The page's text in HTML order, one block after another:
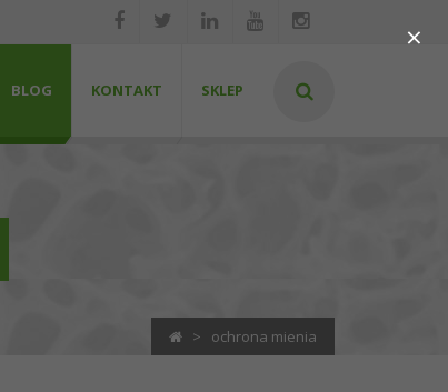
BLOG KONTAKT SKLEP
> ochrona mienia
×